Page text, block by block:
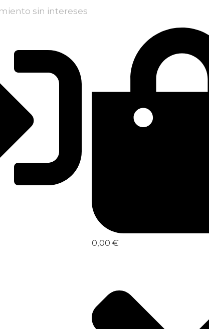
sin intereses
0,00 €